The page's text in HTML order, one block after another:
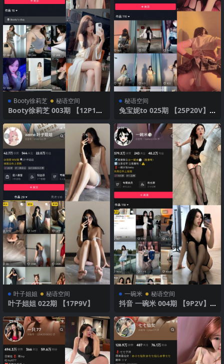
Booty徐莉芝 秘语空间
Booty徐莉芝 003期 【12P1
秘语空间
兔宝妮to 025期 【25P20V】2
叶子姐姐 秘语空间
叶子姐姐 022期 【17P9V】
一碗米 秘语空间
抖音 一碗米 004期 【9P2V】